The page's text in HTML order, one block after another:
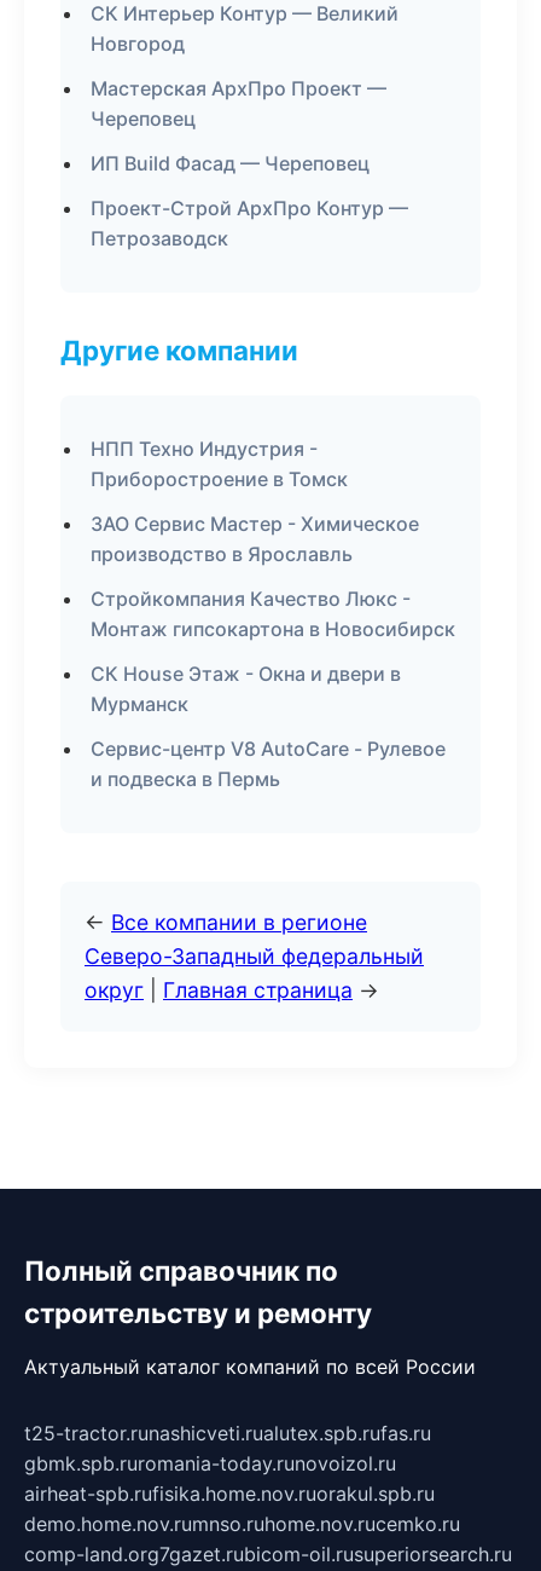
СК Интерьер Контур — Великий
Новгород
Мастерская АрхПро Проект —
Череповец
ИП Build Фасад — Череповец
Проект-Строй АрхПро Контур —
Петрозаводск
Другие компании
НПП Техно Индустрия -
Приборостроение в Томск
ЗАО Сервис Мастер - Химическое
производство в Ярославль
Стройкомпания Качество Люкс -
Монтаж гипсокартона в Новосибирск
СК House Этаж - Окна и двери в
Мурманск
Сервис-центр V8 AutoCare - Рулевое
и подвеска в Пермь
← Все компании в регионе
Северо-Западный федеральный
округ
Главная страница →
Полный справочник по
строительству и ремонту
Актуальный каталог компаний по всей России
t25-tractor.runashicveti.rualutex.spb.rufas.ru
gbmk.spb.ruromania-today.runovoizol.ru
airheat-spb.rufisika.home.nov.ruorakul.spb.ru
demo.home.nov.rumnso.ruhome.nov.rucemko.ru
comp-land.org7gazet.rubicom-oil.rusuperiorsearch.ru